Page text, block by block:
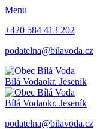
Menu
+420 584 413 202
podatelna@bilavoda.cz
Bílá Vodaokr. Jeseník
Bílá Vodaokr. Jeseník
podatelna@bilavoda.cz